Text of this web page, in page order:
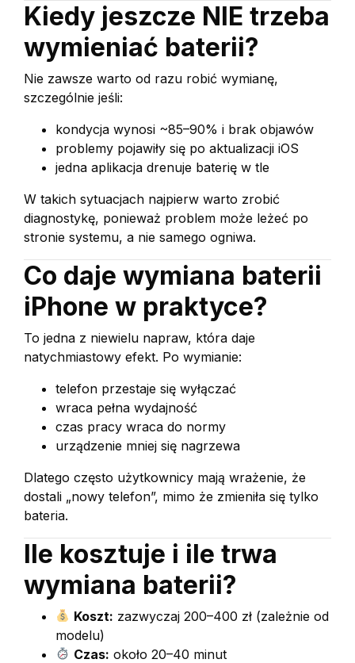
Kiedy jeszcze NIE trzeba
wymieniać baterii?
Nie zawsze warto od razu robić wymianę,
szczególnie jeśli:
kondycja wynosi ~85–90% i brak objawów
problemy pojawiły się po aktualizacji iOS
jedna aplikacja drenuje baterię w tle
W takich sytuacjach najpierw warto zrobić
diagnostykę, ponieważ problem może leżeć po
stronie systemu, a nie samego ogniwa.
Co daje wymiana baterii
iPhone w praktyce?
To jedna z niewielu napraw, która daje
natychmiastowy efekt. Po wymianie:
telefon przestaje się wyłączać
wraca pełna wydajność
czas pracy wraca do normy
urządzenie mniej się nagrzewa
Dlatego często użytkownicy mają wrażenie, że
dostali „nowy telefon”, mimo że zmieniła się tylko
bateria.
Ile kosztuje i ile trwa
wymiana baterii?
Koszt: zazwyczaj 200–400 zł (zależnie od
modelu)
Czas: około 20–40 minut